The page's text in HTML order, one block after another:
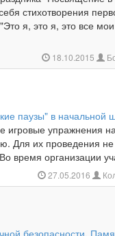
стихотворения
я, это я, это все
18.10.2015
паузы" в начальной
игровые упражнения
Для их проведения
время орга­низации
27.05.2016